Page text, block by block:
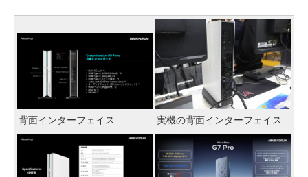
背面インターフェイス 実機の背面インターフェイス